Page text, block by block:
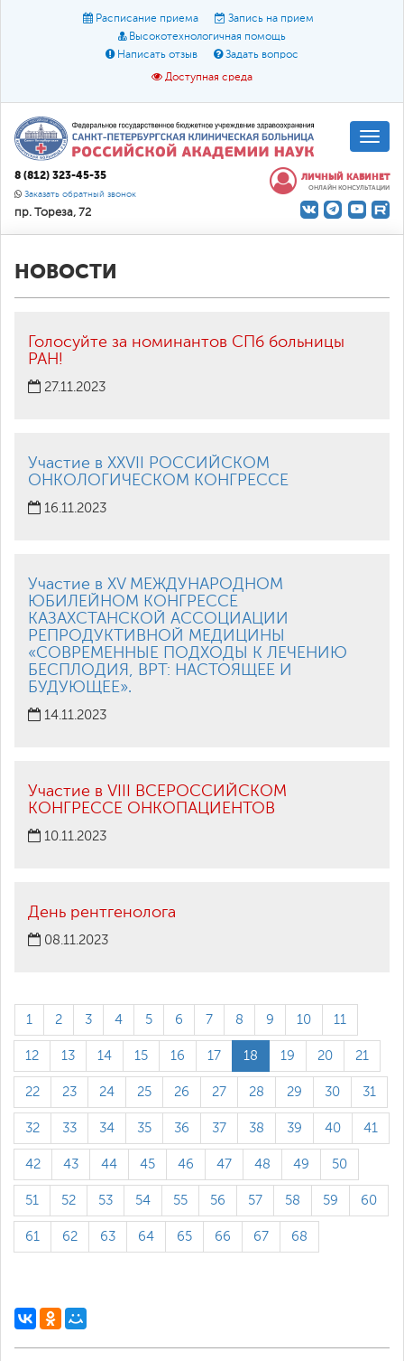
Расписание приема
Запись на прием
Высокотехнологичная помощь
Написать отзыв
Задать вопрос
Доступная среда
Размер шрифта: A A A
Цвет:
8 (812) 323-45-35
Заказать обратный звонок
пр. Тореза, 72
ЛИЧНЫЙ КАБИНЕТ
ОНЛАЙН КОНСУЛЬТАЦИИ
НОВОСТИ
Голосуйте за номинантов СПб больницы
РАН!
27.11.2023
Участие в XXVII РОССИЙСКОМ
ОНКОЛОГИЧЕСКОМ КОНГРЕССЕ
16.11.2023
Участие в XV МЕЖДУНАРОДНОМ
ЮБИЛЕЙНОМ КОНГРЕССЕ
КАЗАХСТАНСКОЙ АССОЦИАЦИИ
РЕПРОДУКТИВНОЙ МЕДИЦИНЫ
«СОВРЕМЕННЫЕ ПОДХОДЫ К ЛЕЧЕНИЮ
БЕСПЛОДИЯ, ВРТ: НАСТОЯЩЕЕ И
БУДУЮЩЕЕ».
14.11.2023
Участие в VIII ВСЕРОССИЙСКОМ
КОНГРЕССЕ ОНКОПАЦИЕНТОВ
10.11.2023
День рентгенолога
08.11.2023
1 2 3 4 5 6 7 8 9 10 11
12 13 14 15 16 17 18 19 20 21
22 23 24 25 26 27 28 29 30 31
32 33 34 35 36 37 38 39 40 41
42 43 44 45 46 47 48 49 50
51 52 53 54 55 56 57 58 59 60
61 62 63 64 65 66 67 68